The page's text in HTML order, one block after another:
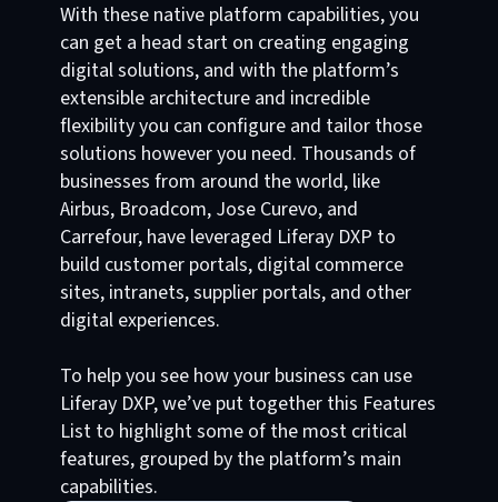
With these native platform capabilities, you
can get a head start on creating engaging
digital solutions, and with the platform’s
extensible architecture and incredible
flexibility you can configure and tailor those
solutions however you need. Thousands of
businesses from around the world, like
Airbus, Broadcom, Jose Curevo, and
Carrefour, have leveraged Liferay DXP to
build customer portals, digital commerce
sites, intranets, supplier portals, and other
digital experiences.
To help you see how your business can use
Liferay DXP, we’ve put together this Features
List to highlight some of the most critical
features, grouped by the platform’s main
capabilities.